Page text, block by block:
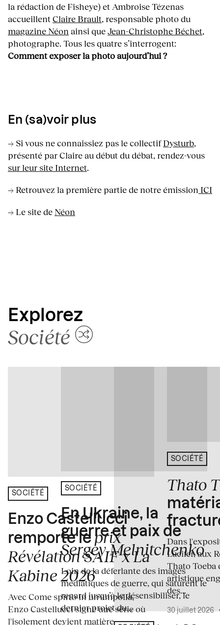
la rédaction de Fisheye) et Ambroise Tézenas
accueillentClaire Brault, responsable photo du
magazine Néon ainsi queJean-Christophe Béchet,
photographe. Tous les quatre s’interrogent:
Comment exposer la photo aujourd’hui ?
En (sa)voir plus
→ Si vous ne connaissiez pas le collectifDysturb,
présenté par Claire au début du débat, rendez-vous
sur leur site Internet.
→ Retrouvez la première partie de notre émission ICI
→ Le site deNéon
Explorez
Société
SOCIÉTÉ
Enzo Castellucci
remporte le prix
Révélation SAIF x La
Kabine 2026
Avec Come spirto in un'ampolla,
Enzo Castellucci signe une série où
l'isolement devient matière
SOCIÉTÉ
En Ukraine, la
guerre et paix de
Sergey Melnitchenko
Loin de la déferlante des images
médiatiques de guerre, qui saturent le
regard jusqu’à le désensibiliser, le
dernier projet du...
SOCIÉTÉ
Thato
Dans
Lucifer, aux
Thato Toeba
artistique
des...
30 juillet 2026